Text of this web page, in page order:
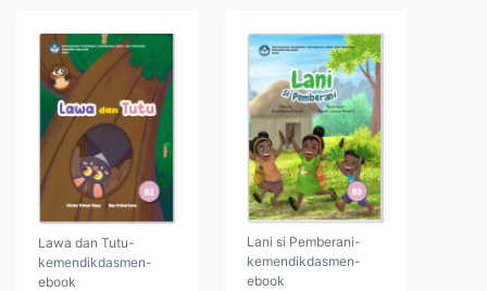
Lawa dan Tutu-
kemendikdasmen-
ebook
Lani si Pemberani-
kemendikdasmen-
ebook